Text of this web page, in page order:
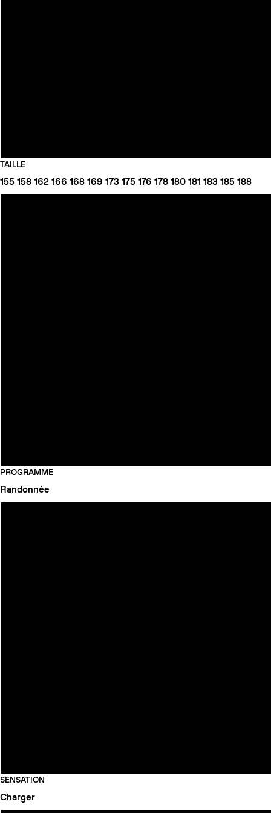
TAILLE
155 158 162 166 168 169 173 175 176 178 180 181 183 185 188
PROGRAMME
Randonnée
SENSATION
Charger